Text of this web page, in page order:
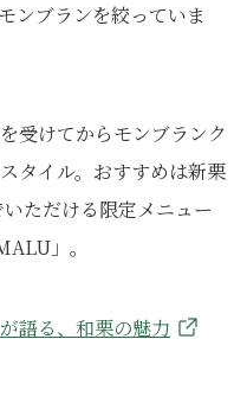
ンブランを絞っていま
受けてからモンブランク
タイル。おすすめは新栗
ただける限定メニュー
」。
語る、和栗の魅力